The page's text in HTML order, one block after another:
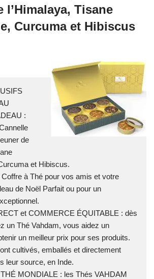
l’Himalaya, Tisane
Curcuma et Hibiscus
:
de
et Hibiscus.
à Thé pour vos amis et votre
de Noël Parfait ou pour un
et COMMERCE ÉQUITABLE : dès
un Thé Vahdam, vous aidez un
un meilleur prix pour ses produits.
cultivés, emballés et directement
leur source, en Inde.
MONDIALE : les Thés VAHDAM